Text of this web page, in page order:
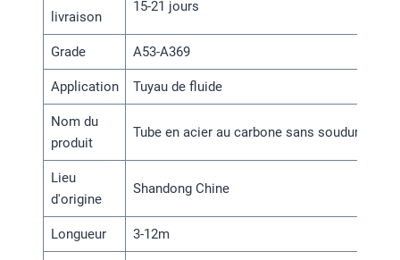
livraison
15-21 jours
Grade A53-A369
Application Tuyau de fluide
Nom du
produit
Tube en acier au carbone sans soudure
Lieu
d'origine
Shandong Chine
Longueur 3-12m